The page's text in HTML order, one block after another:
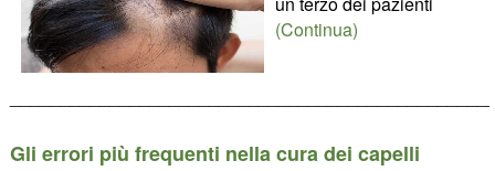
(Continua)
Gli errori più frequenti nella cura dei capelli